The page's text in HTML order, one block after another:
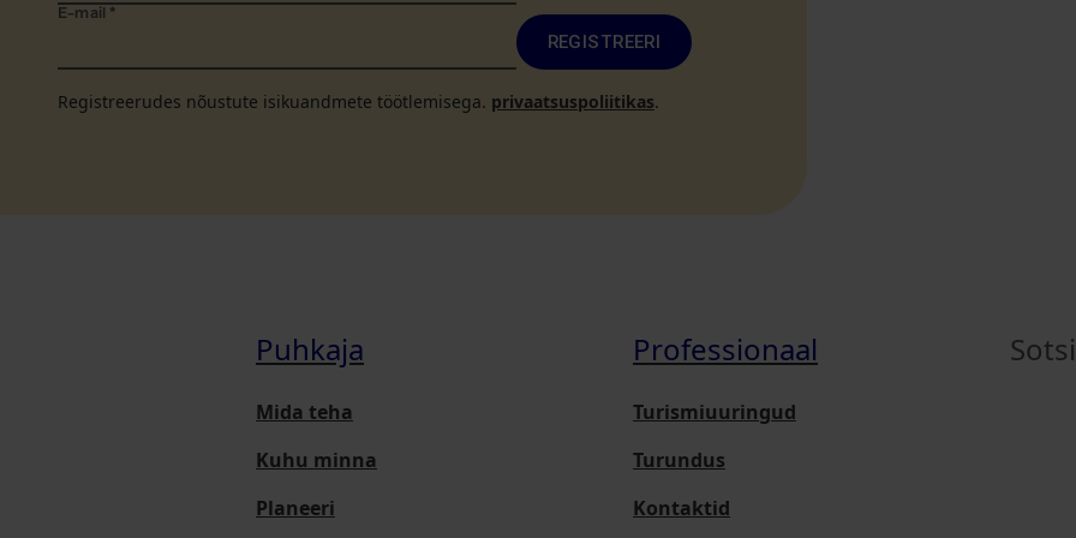
E-mail *
REGISTREERI
Registreerudes nõustute isikuandmete töötlemisega. privaatsuspoliitikas.
Puhkaja
Mida teha
Kuhu minna
Planeeri
Professionaal
Turismiuuringud
Turundus
Kontaktid